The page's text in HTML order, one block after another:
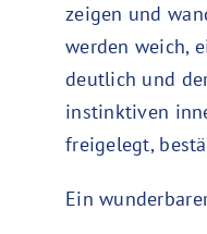
zeigen und
werden weich,
deutlich und
instinktiven
freigelegt,
Ein